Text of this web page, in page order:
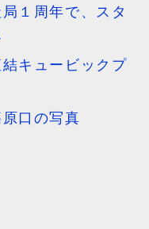
１周年で、スタ
キュービックプ
口の写真